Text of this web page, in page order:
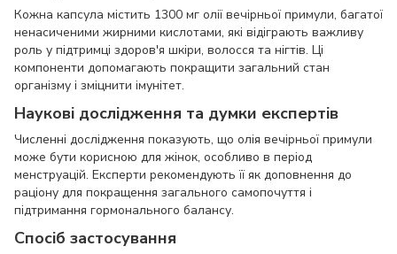
Кожна капсула містить 1300 мг олії вечірньої примули, багатої
ненасиченими жирними кислотами, які відіграють важливу
роль у підтримці здоров'я шкіри, волосся та нігтів. Ці
компоненти допомагають покращити загальний стан
організму і зміцнити імунітет.
Наукові дослідження та думки експертів
Численні дослідження показують, що олія вечірньої примули
може бути корисною для жінок, особливо в період
менструацій. Експерти рекомендують її як доповнення до
раціону для покращення загального самопочуття і
підтримання гормонального балансу.
Спосіб застосування